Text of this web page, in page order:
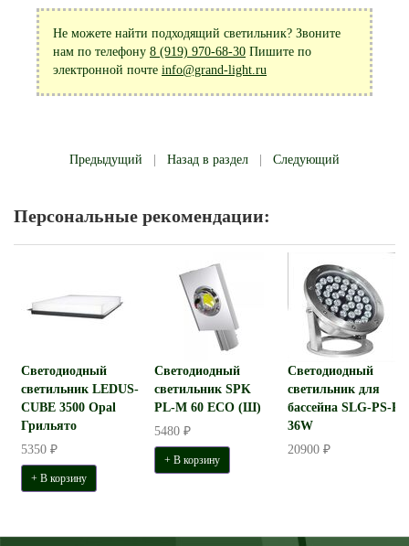
Не можете найти подходящий светильник? Звоните
нам по телефону 8 (919) 970-68-30 Пишите по
электронной почте info@grand-light.ru
Предыдущий Назад в раздел Следующий
Персональные рекомендации:
Светодиодный
светильник LEDUS-
CUBE 3500 Opal
Грильято
5350 ₽
+ В корзину
Светодиодный
светильник SPK
PL-M 60 ECO (Ш)
5480 ₽
+ В корзину
Светодиодный
светильник для
бассейна SLG-PS-R-
36W
20900 ₽